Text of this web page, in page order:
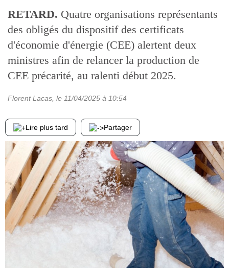
RETARD. Quatre organisations représentants
des obligés du dispositif des certificats
d'économie d'énergie (CEE) alertent deux
ministres afin de relancer la production de
CEE précarité, au ralenti début 2025.
Florent Lacas , le 11/04/2025 à 10:54
Lire plus tard Partager